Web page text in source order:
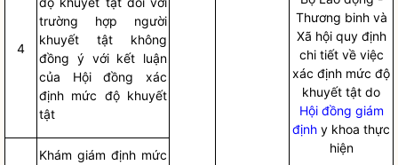
Thương binh và
Xã hội quy định
chi tiết về việc
xác định mức độ
khuyết tật do
Hội đồng giám
định y khoa thực
hiện
4
trường hợp người
khuyết tật không
đồng ý với kết luận
của Hội đồng xác
định mức độ khuyết
tật
Khám giám định mức